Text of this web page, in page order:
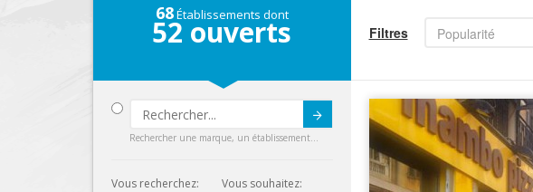
68Établissements dont
52 ouverts
Rechercher une marque, un établissement...
Vous recherchez:
Vous souhaitez:
Filtres Popularité